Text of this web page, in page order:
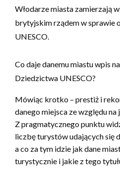
Włodarze miasta zamierzają
brytyjskim rządem w sprawie
UNESCO.
Co daje danemu miastu wpis
Dziedzictwa UNESCO?
Mówiąc krotko – prestiż i
danego miejsca ze względu
Z pragmatycznego punktu
liczbę turystów udających się
a co za tym idzie jak dane
turystycznie i jakie z tego